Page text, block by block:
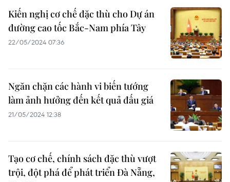
Kiến nghị cơ chế đặc thù cho Dự án
đường cao tốc Bắc-Nam phía Tây
22/05/2024 07:36
Ngăn chặn các hành vi biến tướng
làm ảnh hưởng đến kết quả đấu giá
21/05/2024 12:38
Tạo cơ chế, chính sách đặc thù vượt
trội, đột phá để phát triển Đà Nẵng,